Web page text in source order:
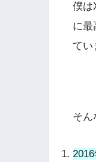
僕は
に最
てい
そん